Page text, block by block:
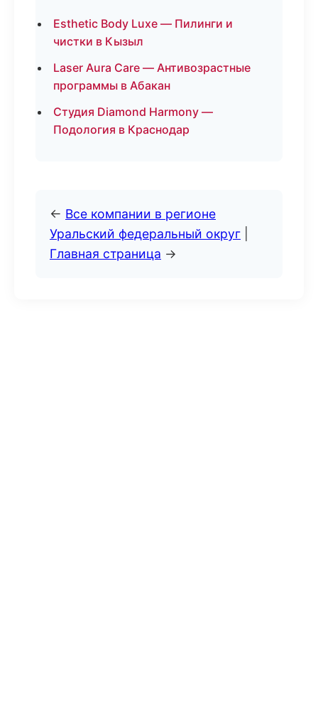
Esthetic Body Luxe — Пилинги и
чистки в Кызыл
Laser Aura Care — Антивозрастные
программы в Абакан
Студия Diamond Harmony —
Подология в Краснодар
← Все компании в регионе
Уральский федеральный округ
Главная страница →